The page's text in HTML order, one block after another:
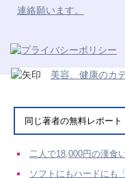
連絡願います。
美容、健康のカ
同じ著者の無料レポート
二人で18,000円の漢食
ソフトにもハードにも